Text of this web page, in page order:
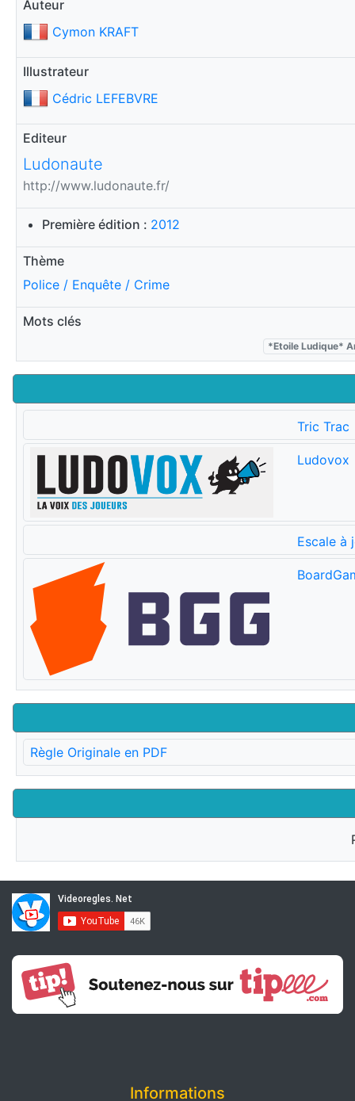
Auteur
Cymon KRAFT
Illustrateur
Cédric LEFEBVRE
Editeur
Ludonaute
http://www.ludonaute.fr/
Première édition : 2012
Thème
Police / Enquête / Crime
Mots clés
*Etoile Ludique*
Tric Trac
Ludovox
Escale à
Règle Originale en PDF
Informations